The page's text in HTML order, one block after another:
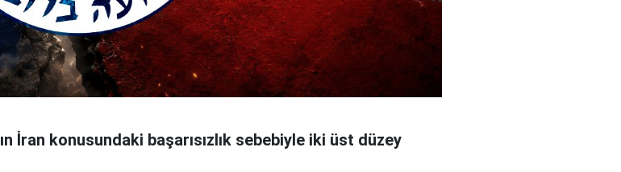
İran konusundaki başarısızlık sebebiyle iki üst düzey